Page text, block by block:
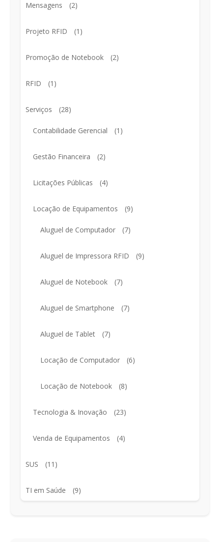
Mensagens (2)
Projeto RFID (1)
Promoção de Notebook (2)
RFID (1)
Serviços (28)
Contabilidade Gerencial (1)
Gestão Financeira (2)
Licitações Públicas (4)
Locação de Equipamentos (9)
Aluguel de Computador (7)
Aluguel de Impressora RFID (9)
Aluguel de Notebook (7)
Aluguel de Smartphone (7)
Aluguel de Tablet (7)
Locação de Computador (6)
Locação de Notebook (8)
Tecnologia & Inovação (23)
Venda de Equipamentos (4)
SUS (11)
TI em Saúde (9)